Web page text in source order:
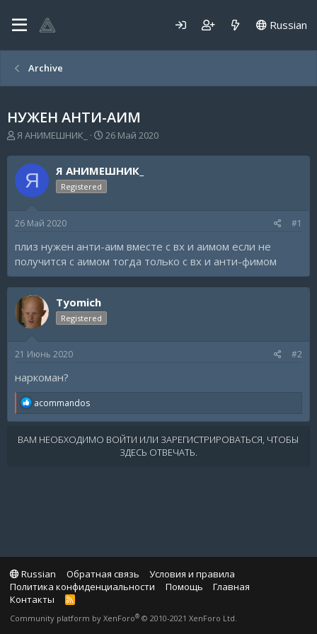
Russian
Archive
НУЖЕН АНТИ-АИМ
А
т
о
р
т
м
Я АНИМЕШНИК_
Д
т
а
а
26 Май 2020
Я Я АНИМЕШНИК_
Registered
26 Май 2020 #1
плиз нужен анти-аим вместе с вх и аимом если не
получится с аимом тогда только с вх и анти-фимом
Tyomich
Registered
21 Июнь 2020 #2
наркоман?
R
a
c
t
acommandos
ВАМ НЕОБХОДИМО ВОЙТИ ИЛИ ЗАРЕГИСТРИРОВАТЬСЯ, ЧТОБЫ
ЗДЕСЬ ОТВЕЧАТЬ.
Russian Обратная связь
Условия и правила
Политика конфиденциальности
Помощь
Главная
Контакты
R
S
Community platform by XenForo® © 2010-2021 XenForo Ltd.